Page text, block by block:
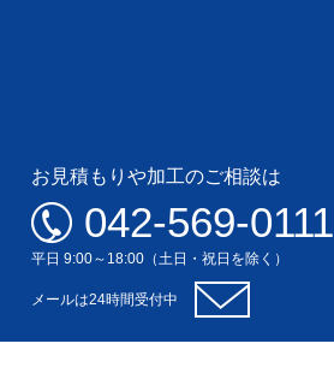
お見積もりや加工のご相談は
042-569-0111
平日 9:00～18:00（土日・祝日を除く）
メールは24時間受付中